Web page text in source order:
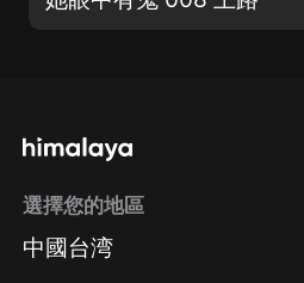
選擇您的地區
中國台湾